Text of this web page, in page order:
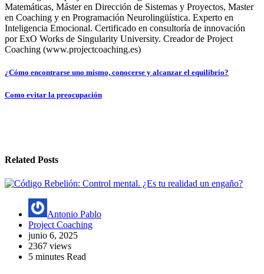
Matemáticas, Máster en Dirección de Sistemas y Proyectos, Master
en Coaching y en Programación Neurolingüística. Experto en
Inteligencia Emocional. Certificado en consultoría de innovación
por ExO Works de Singularity University. Creador de Project
Coaching (www.projectcoaching.es)
Navegación
de
¿Cómo encontrarse uno mismo, conocerse y alcanzar el equilibrio?
Como evitar la preocupación
Related Posts
Antonio Pablo
Project Coaching
junio 6, 2025
2367 views
5 minutes Read